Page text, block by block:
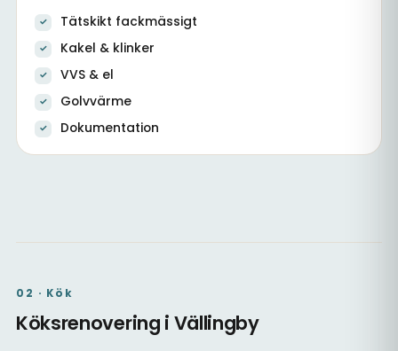
Tätskikt fackmässigt
Kakel & klinker
VVS & el
Golvvärme
Dokumentation
Helkaklat badrum med nytt tätskikt
02 · Kök
Köksrenovering i Vällingby